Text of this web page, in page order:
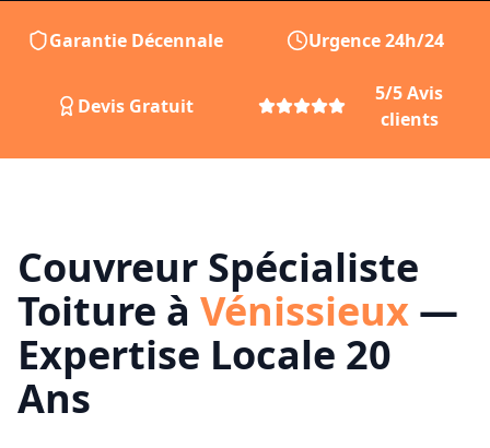
Garantie Décennale Urgence 24h/24
Devis Gratuit
5/5 Avis
clients
Couvreur Spécialiste
Toiture à Vénissieux —
Expertise Locale 20
Ans